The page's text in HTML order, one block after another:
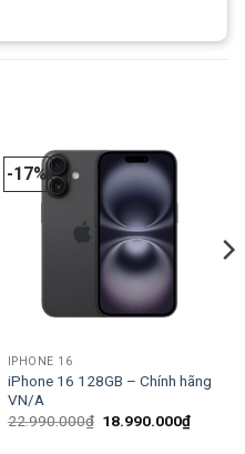
-17%
IPHONE 16
iPhone 16 128GB – Chính hãng
VN/A
22.990.000₫ Giá
18.990.000₫Giá
hiện